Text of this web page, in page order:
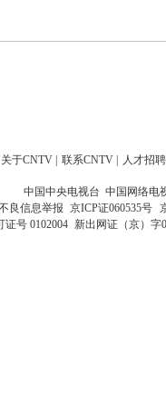
关于CNTV 联系CNTV 人才招聘
中国中央电视台 中国网络电
良信息举报 京ICP证060535号
号 0102004 新出网证（京）